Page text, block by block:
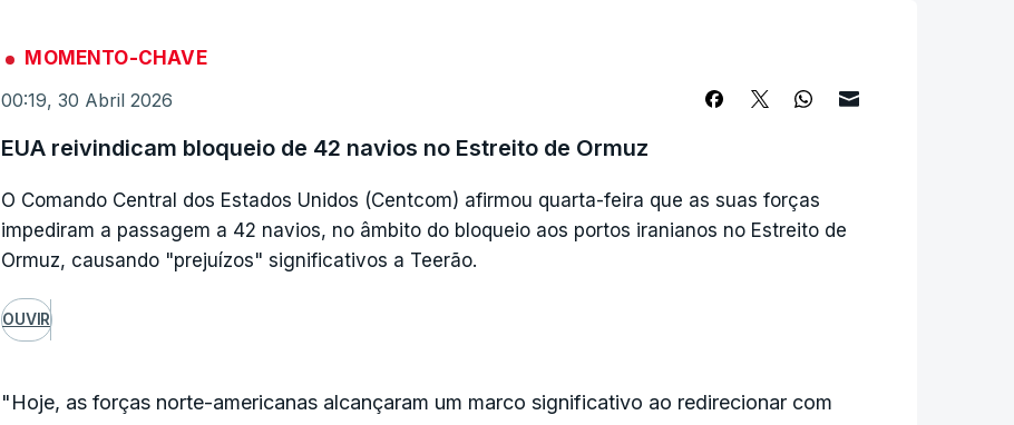
MOMENTO-CHAVE
00:19, 30 Abril 2026
EUA reivindicam bloqueio de 42 navios no Estreito de Ormuz
O Comando Central dos Estados Unidos (Centcom) afirmou quarta-feira que as suas forças
impediram a passagem a 42 navios, no âmbito do bloqueio aos portos iranianos no Estreito de
Ormuz, causando "prejuízos" significativos a Teerão.
OUVIR
"Hoje, as forças norte-americanas alcançaram um marco significativo ao redirecionar com